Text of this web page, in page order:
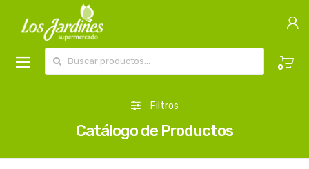
0
Filtros
Catálogo de Productos